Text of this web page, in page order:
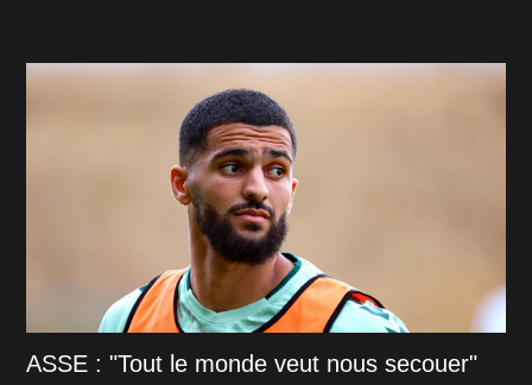
ASSE : "Tout le monde veut nous secouer"